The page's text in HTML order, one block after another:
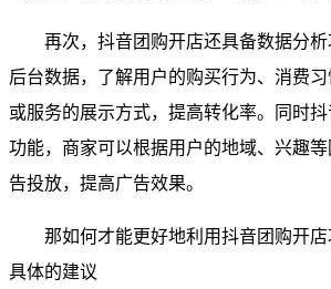
再次，抖音团购开店还具备数据分
后台数据，了解用户的购买行为、消费
或服务的展示方式，提高转化率。同时
功能，商家可以根据用户的地域、兴趣
告投放，提高广告效果。
那如何才能更好地利用抖音团购开
具体的建议